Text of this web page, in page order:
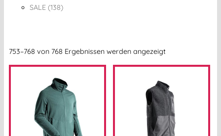
SALE (138)
753–768 von 768 Ergebnissen werden angezeigt